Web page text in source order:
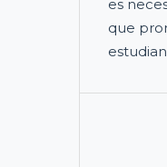
es
que